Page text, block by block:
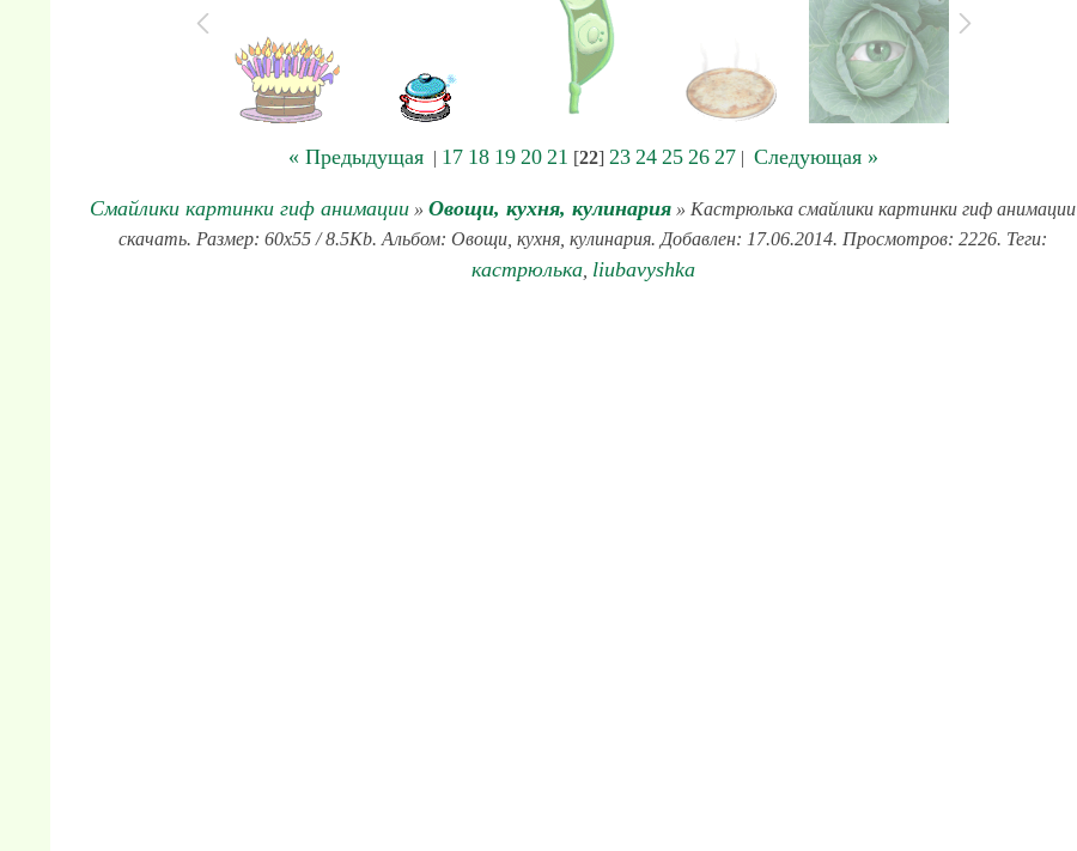
« Предыдущая| 17 18 19 20 21 [22] 23 24 25 26 27| Следующая »
Смайлики картинки гиф анимации » Овощи, кухня, кулинария » Кастрюлька смайлики картинки гиф анимации
скачать. Размер: 60x55 / 8.5Kb. Альбом: Овощи, кухня, кулинария. Добавлен: 17.06.2014. Просмотров: 2226. Теги:
кастрюлька, liubavyshka